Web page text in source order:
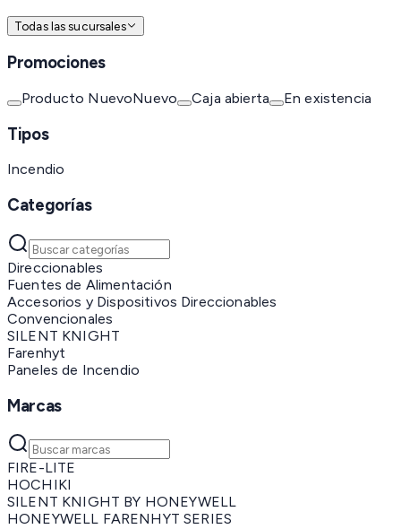
Todas las sucursales
Promociones
Producto NuevoNuevo Caja abierta En existencia
Tipos
Incendio
Categorías
Direccionables
Fuentes de Alimentación
Accesorios y Dispositivos Direccionables
Convencionales
SILENT KNIGHT
Farenhyt
Paneles de Incendio
Marcas
FIRE-LITE
HOCHIKI
SILENT KNIGHT BY HONEYWELL
HONEYWELL FARENHYT SERIES